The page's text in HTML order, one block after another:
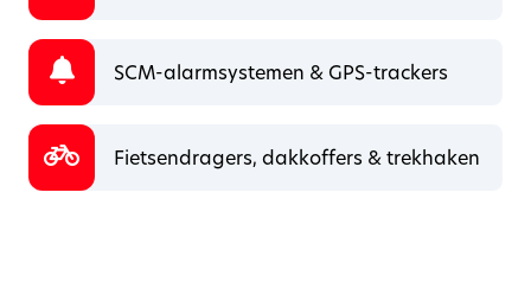
SCM-alarmsystemen & GPS-trackers
Fietsendragers, dakkoffers & trekhaken